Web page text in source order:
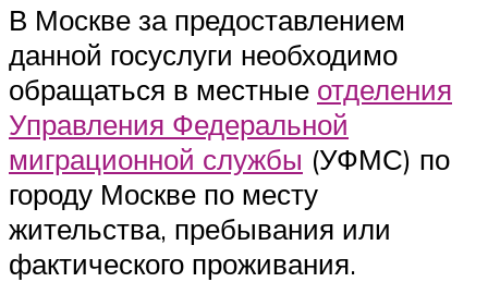
В Москве за предоставлением
данной госуслуги необходимо
обращаться в местные отделения
Управления Федеральной
миграционной службы (УФМС) по
городу Москве по месту
жительства, пребывания или
фактического проживания.